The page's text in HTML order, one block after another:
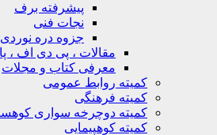
پیشرفته برف
نجات فنی
جزوه دره نوردی مقدماتی
مقالات ، پی دی اف ، پاورپوینت
معرفی کتاب و مجلات
کمیته روابط عمومی
کمیته فرهنگی
کمیته دوچرخه سواری کوهستان
کمیته کوهپیمایی